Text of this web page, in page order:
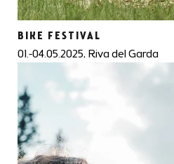
BIKE FESTIVAL
01.-04.05.2025, Riva del Garda